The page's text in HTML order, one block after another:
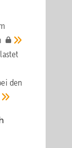
den